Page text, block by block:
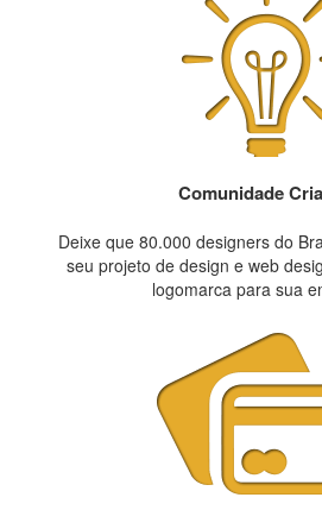
Comunidade
Deixe que 80.000 designers do
seu projeto de design e web
logomarca para sua